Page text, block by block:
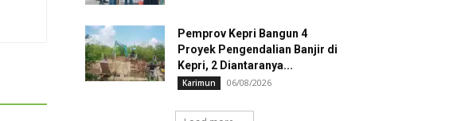
Pemprov Kepri Bangun 4
Proyek Pengendalian Banjir di
Kepri, 2 Diantaranya...
Karimun 06/08/2026